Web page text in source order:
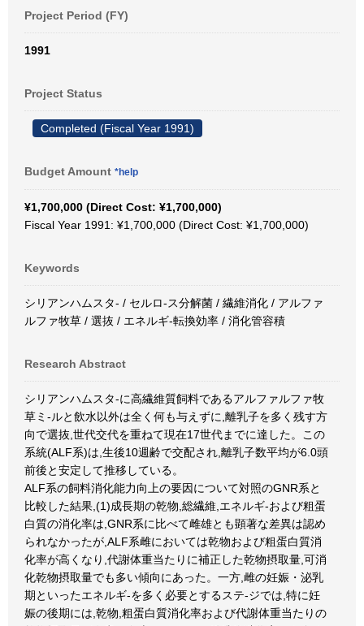
Project Period (FY)
1991
Project Status
Completed (Fiscal Year 1991)
Budget Amount *help
¥1,700,000 (Direct Cost: ¥1,700,000)
Fiscal Year 1991: ¥1,700,000 (Direct Cost: ¥1,700,000)
Keywords
シリアンハムスタ- / セルロ-ス分解菌 / 繊維消化 / アルファ
ルファ牧草 / 選抜 / エネルギ-転換効率 / 消化管容積
Research Abstract
シリアンハムスタ-に高繊維質飼料であるアルファルファ牧
草ミ-ルと飲水以外は全く何も与えずに,離乳子を多く残す方
向で選抜,世代交代を重ねて現在17世代までに達した。この
系統(ALF系)は,生後10週齢で交配され,離乳子数平均が6.0頭
前後と安定して推移している。
ALF系の飼料消化能力向上の要因について対照のGNR系と
比較した結果,(1)成長期の乾物,総繊維,エネルギ-および粗蛋
白質の消化率は,GNR系に比べて雌雄とも顕著な差異は認め
られなかったが,ALF系雌においては乾物および粗蛋白質消
化率が高くなり,代謝体重当たりに補正した乾物摂取量,可消
化乾物摂取量でも多い傾向にあった。一方,雌の妊娠・泌乳
期といったエネルギ-を多く必要とするステ-ジでは,特に妊
娠の後期には,乾物,粗蛋白質消化率および代謝体重当たりの